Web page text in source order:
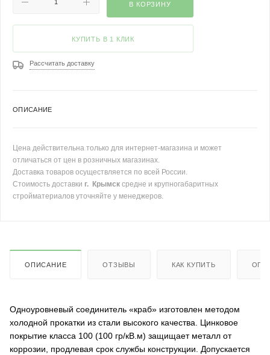
В КОРЗИНУ
КУПИТЬ В 1 КЛИК
Рассчитать доставку
ОПИСАНИЕ
Цена действительна только для интернет-магазина и может
отличаться от цен в розничных магазинах.
Доставка товаров осуществляется по всей России.
Стоимость доставки г. Крымск средне и крупногабаритных
стройматериалов уточняйте у менеджеров.
ОПИСАНИЕ ОТЗЫВЫ КАК КУПИТЬ
Одноуровневый соединитель «краб» изготовлен методом
холодной прокатки из стали высокого качества. Цинковое
покрытие класса 100 (100 гр/кВ.м) защищает металл от
коррозии, продлевая срок службы конструкции. Допускается